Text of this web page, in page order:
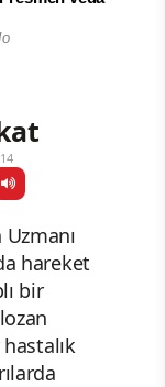
hareket
bir